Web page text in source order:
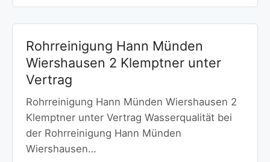
Rohrreinigung Hann Münden
Wiershausen 2 Klemptner unter
Vertrag
Rohrreinigung Hann Münden Wiershausen 2
Klemptner unter Vertrag Wasserqualität bei
der Rohrreinigung Hann Münden
Wiershausen…